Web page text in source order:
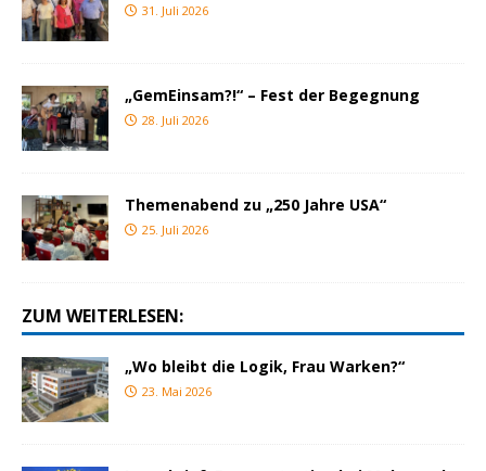
31. Juli 2026
„GemEinsam?!“ – Fest der Begegnung
28. Juli 2026
Themenabend zu „250 Jahre USA“
25. Juli 2026
ZUM WEITERLESEN:
„Wo bleibt die Logik, Frau Warken?“
23. Mai 2026